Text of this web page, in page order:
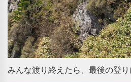
みんな渡り終えたら、最後の登り